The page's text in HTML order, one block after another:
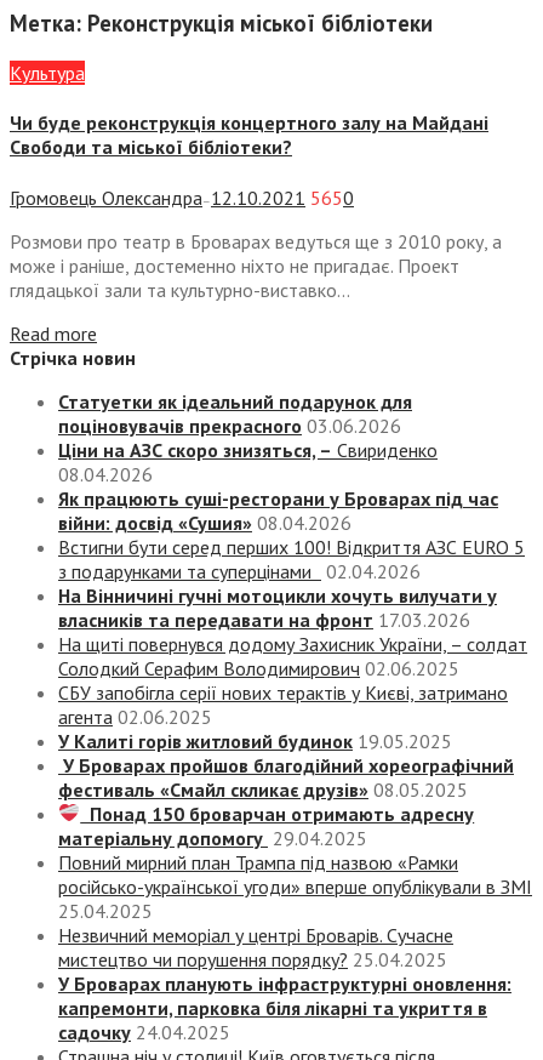
Метка: Реконструкція міської бібліотеки
Культура
Чи буде реконструкція концертного залу на Майдані
Свободи та міської бібліотеки?
Громовець Олександра — 12.10.2021 5650
Розмови про театр в Броварах ведуться ще з 2010 року, а
може і раніше, достеменно ніхто не пригадає. Проект
глядацької зали та культурно-виставко...
Read more
Стрічка новин
Статуетки як ідеальний подарунок для
поціновувачів прекрасного 03.06.2026
Ціни на АЗС скоро знизяться, – Свириденко
08.04.2026
Як працюють суші-ресторани у Броварах під час
війни: досвід «Сушия» 08.04.2026
Встигни бути серед перших 100! Відкриття АЗС EURO 5
з подарунками та суперцінами
02.04.2026
На Вінничині гучні мотоцикли хочуть вилучати у
власників та передавати на фронт 17.03.2026
На щиті повернувся додому Захисник України, – солдат
Солодкий Серафим Володимирович 02.06.2025
СБУ запобігла серії нових терактів у Києві, затримано
агента 02.06.2025
У Калиті горів житловий будинок 19.05.2025
У Броварах пройшов благодійний хореографічний
фестиваль «Смайл скликає друзів» 08.05.2025
Понад 150 броварчан отримають адресну
матеріальну допомогу 29.04.2025
Повний мирний план Трампа під назвою «‎Рамки
російсько-української угоди» вперше опублікували в ЗМІ
25.04.2025
Незвичний меморіал у центрі Броварів. Сучасне
мистецтво чи порушення порядку? 25.04.2025
У Броварах планують інфраструктурні оновлення:
капремонти, парковка біля лікарні та укриття в
садочку 24.04.2025